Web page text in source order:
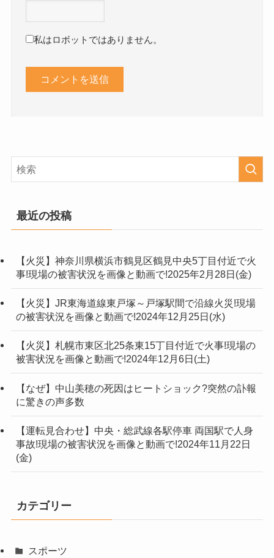
私はロボットではありません。
最近の投稿
【火災】神奈川県横浜市鶴見区鶴見中央5丁目付近で火
事!現場の被害状況を画像と動画で!2025年2月28日(金)
【火災】JR東海道線東戸塚～戸塚駅間で沿線火災!現場
の被害状況を画像と動画で!2024年12月25日(水)
【火災】札幌市東区北25条東15丁目付近で火事!現場の
被害状況を画像と動画で!2024年12月6日(土)
【なぜ】中山美穂の死因はヒートショック?突然の訃報
に驚きの声多数
【運転見合わせ】中央・総武線各駅停車 両国駅で人身
事故!現場の被害状況を画像と動画で!2024年11月22日
(金)
カテゴリー
スポーツ